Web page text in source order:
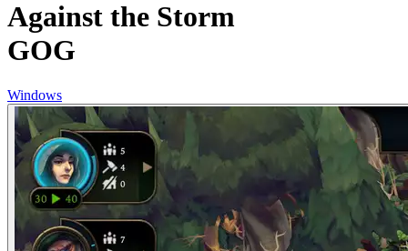
Against the Storm
GOG
Windows